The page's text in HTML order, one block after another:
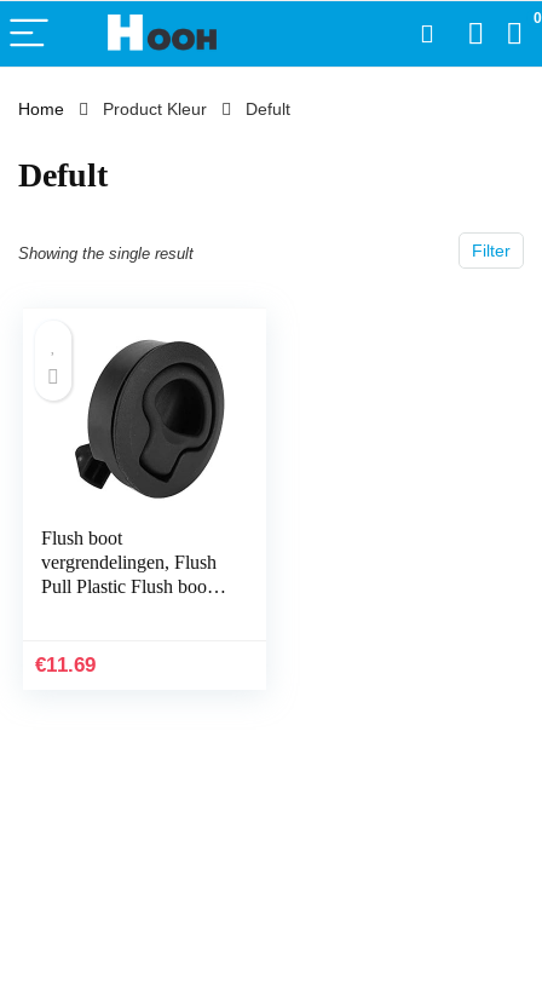
0
Home Product Kleur ‎Defult
‎Defult
Filter
Showing the single result
Flush boot
vergrendelingen, Flush
Pull Plastic Flush boot
Pull Vergrendeling…
€11.69